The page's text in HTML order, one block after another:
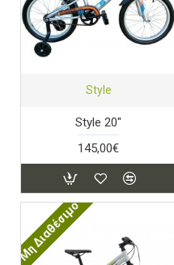
Style
Style 20"
145,00€
Μη Διαθέσιμο